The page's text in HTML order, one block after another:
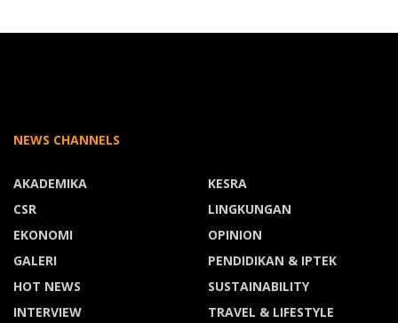
NEWS CHANNELS
AKADEMIKA
CSR
EKONOMI
GALERI
HOT NEWS
INTERVIEW
KESRA
LINGKUNGAN
OPINION
PENDIDIKAN & IPTEK
SUSTAINABILITY
TRAVEL & LIFESTYLE